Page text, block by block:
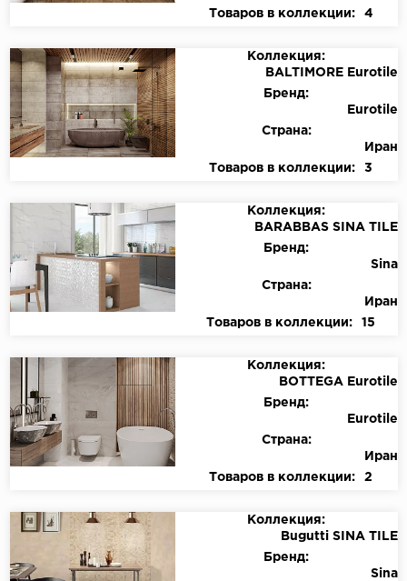
Товаров в коллекции:
4
Коллекция:
BALTIMORE Eurotile
Бренд:
Eurotile
Страна:
Иран
Товаров в коллекции:
3
Коллекция:
BARABBAS SINA TILE
Бренд:
Sina
Страна:
Иран
Товаров в коллекции:
15
Коллекция:
BOTTEGA Eurotile
Бренд:
Eurotile
Страна:
Иран
Товаров в коллекции:
2
Коллекция:
Bugutti SINA TILE
Бренд:
Sina